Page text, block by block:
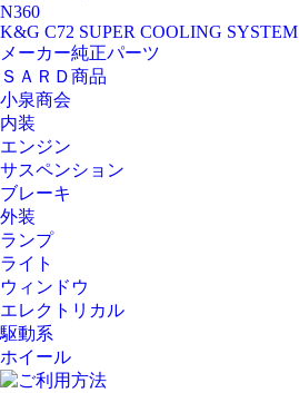
N360
K&G C72 SUPER COOLING SYSTEM
メーカー純正パーツ
ＳＡＲＤ商品
小泉商会
内装
エンジン
サスペンション
ブレーキ
外装
ランプ
ライト
ウィンドウ
エレクトリカル
駆動系
ホイール
ご利用方法